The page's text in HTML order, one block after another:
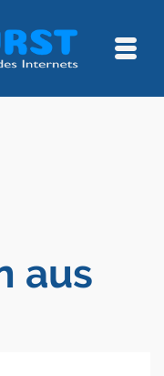
aus